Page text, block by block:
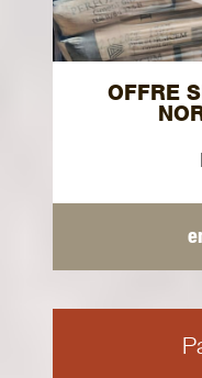
OFFRE